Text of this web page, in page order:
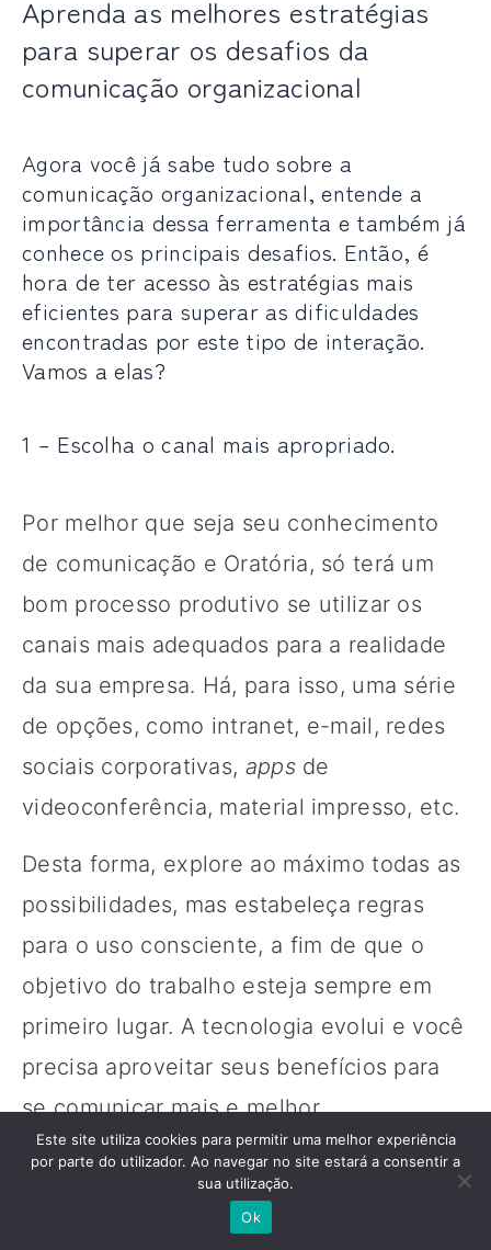
Aprenda as melhores estratégias
para superar os desafios da
comunicação organizacional
Agora você já sabe tudo sobre a
comunicação organizacional, entende a
importância dessa ferramenta e também já
conhece os principais desafios. Então, é
hora de ter acesso às estratégias mais
eficientes para superar as dificuldades
encontradas por este tipo de interação.
Vamos a elas?
1 – Escolha o canal mais apropriado.
Por melhor que seja seu conhecimento
de comunicação e Oratória, só terá um
bom processo produtivo se utilizar os
canais mais adequados para a realidade
da sua empresa. Há, para isso, uma série
de opções, como intranet, e-mail, redes
sociais corporativas, appsde
videoconferência, material impresso, etc.
Desta forma, explore ao máximo todas as
possibilidades, mas estabeleça regras
para o uso consciente, a fim de que o
objetivo do trabalho esteja sempre em
primeiro lugar. A tecnologia evolui e você
precisa aproveitar seus benefícios para
se comunicar mais e melhor.
2 – Seja transparente
Este site utiliza cookies para permitir uma melhor experiência
por parte do utilizador. Ao navegar no site estará a consentir a
sua utilização.
Ok